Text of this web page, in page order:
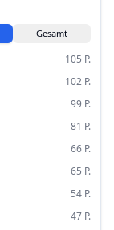
Gesamt
105 P.
102 P.
99 P.
81 P.
66 P.
65 P.
54 P.
47 P.